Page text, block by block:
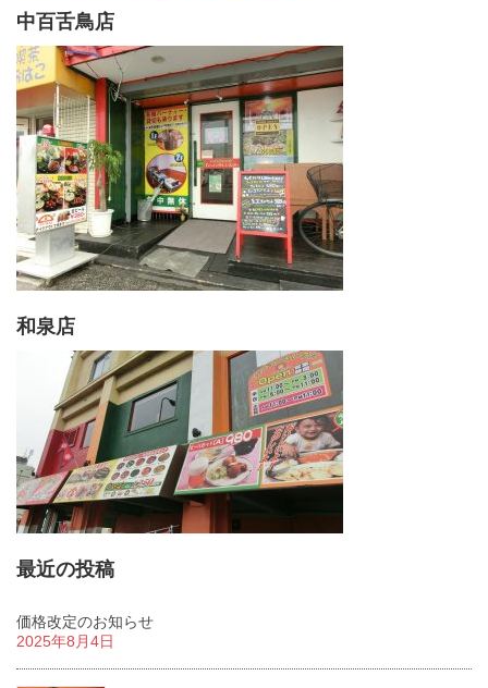
中百舌鳥店
和泉店
最近の投稿
価格改定のお知らせ
2025年8月4日